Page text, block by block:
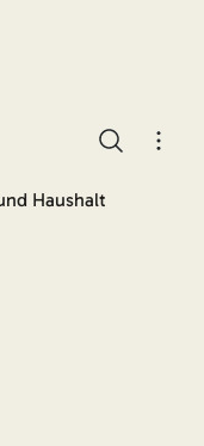
Haushalt